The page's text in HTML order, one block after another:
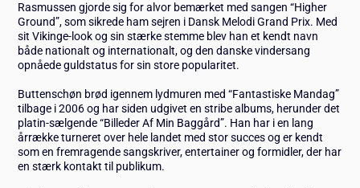
Rasmussen gjorde sig for alvor bemærket med sangen “Higher
Ground”, som sikrede ham sejren i Dansk Melodi Grand Prix. Med
sit Vikinge-look og sin stærke stemme blev han et kendt navn
både nationalt og internationalt, og den danske vindersang
opnåede guldstatus for sin store popularitet.
Buttenschøn brød igennem lydmuren med “Fantastiske Mandag”
tilbage i 2006 og har siden udgivet en stribe albums, herunder det
platin-sælgende “Billeder Af Min Baggård”. Han har i en lang
årrække turneret over hele landet med stor succes og er kendt
som en fremragende sangskriver, entertainer og formidler, der har
en stærk kontakt til publikum.